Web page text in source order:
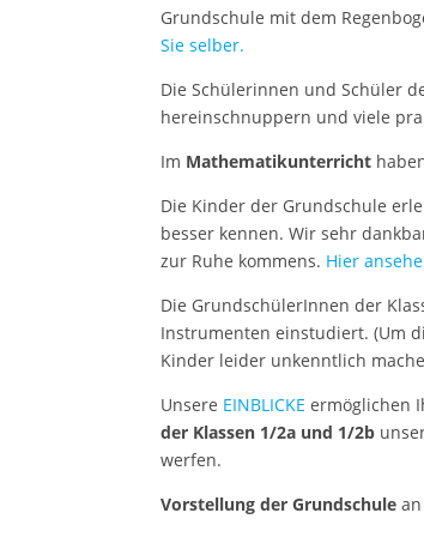
Grundschule mit dem
Sie selber.
Die Schülerinnen und Schüler
hereinschnuppern und viele
Im Mathematikunterricht
Die Kinder der Grundschule
besser kennen. Wir sehr
zur Ruhe kommens. Hier
Die GrundschülerInnen der
Instrumenten einstudiert. (Um
Kinder leider unkenntlich
Unsere EINBLICKE ermöglichen
der Klassen 1/2a und 1/2b
werfen.
Vorstellung der Grundschule